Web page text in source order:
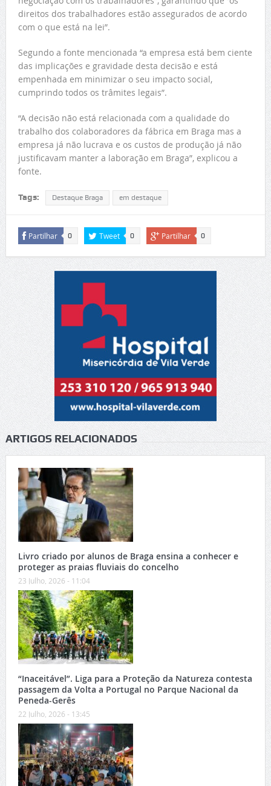
direitos dos trabalhadores estão assegurados de acordo
com o que está na lei”.
Segundo a fonte mencionada “a empresa está bem ciente
das implicações e gravidade desta decisão e está
empenhada em minimizar o seu impacto social,
cumprindo todos os trâmites legais”.
“A decisão não está relacionada com a qualidade do
trabalho dos colaboradores da fábrica em Braga mas a
empresa já não lucrava e os custos de produção já não
justificavam manter a laboração em Braga”, explicou a
fonte.
Tags: Destaque Braga em destaque
Partilhar 0 Tweet 0 Partilhar 0
ARTIGOS RELACIONADOS
Livro criado por alunos de Braga ensina a conhecer e
proteger as praias fluviais do concelho
23 Julho, 2026 - 11:04
“Inaceitável”. Liga para a Proteção da Natureza contesta
passagem da Volta a Portugal no Parque Nacional da
Peneda-Gerês
22 Julho, 2026 - 13:45